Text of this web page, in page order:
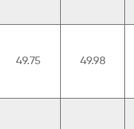
49.75 49.98